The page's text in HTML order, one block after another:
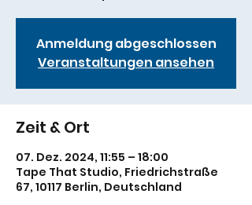
Anmeldung abgeschlossen
Veranstaltungen ansehen
Zeit & Ort
07. Dez. 2024, 11:55 – 18:00
Tape That Studio, Friedrichstraße
67, 10117 Berlin, Deutschland